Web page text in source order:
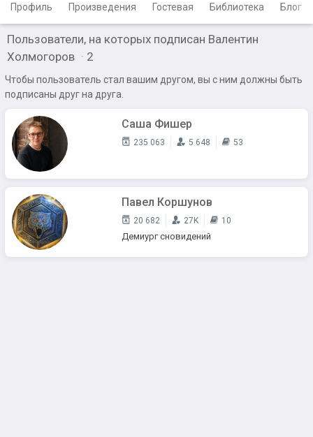
Профиль Произведения Гостевая Библиотека Блог
Пользователи, на которых подписан Валентин
Холмогоров · 2
Чтобы пользователь стал вашим другом, вы с ним должны быть
подписаны друг на друга.
Саша Фишер
235 063 5 648 53
Павел Коршунов
20 682 27K 10
Демиург сновидений